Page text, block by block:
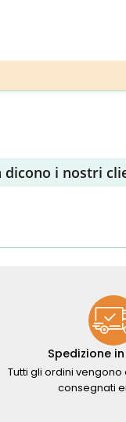
dicono i nostri
Spedizione
Tutti gli ordini vengono
consegnati